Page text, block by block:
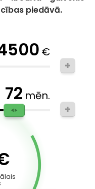
piedāvā.
€
72 mēn.